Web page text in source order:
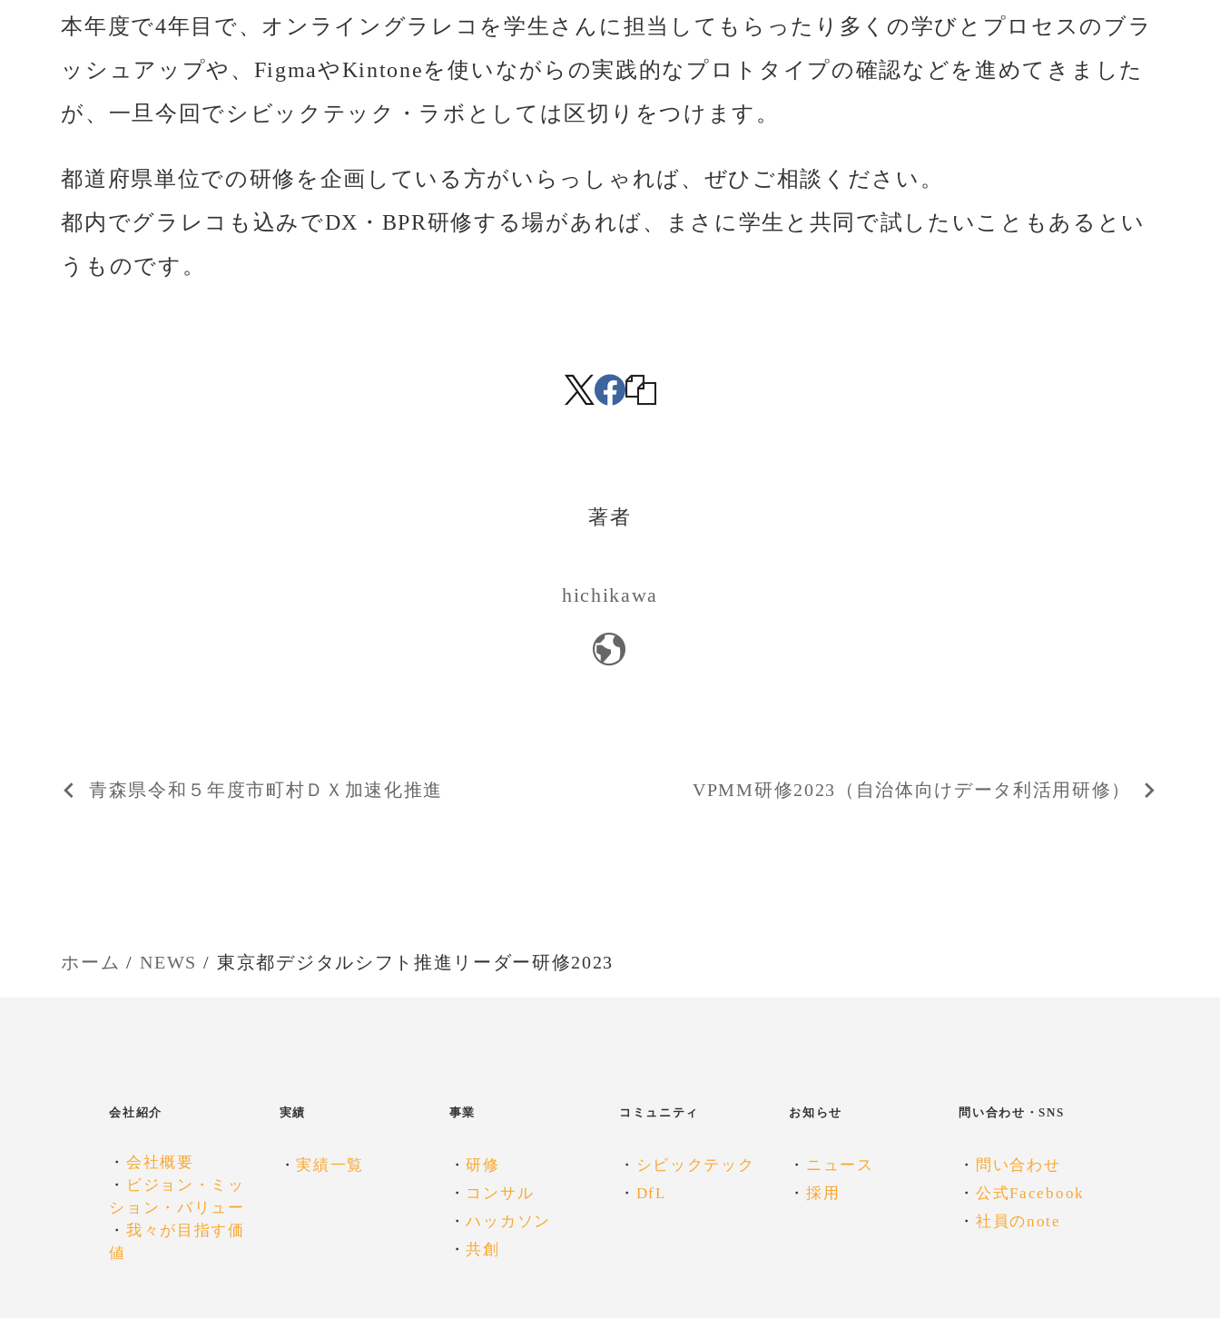
本年度で4年目で、オンライングラレコを学生さんに担当してもらったり多くの学びとプロセスのブラ
ッシュアップや、FigmaやKintoneを使いながらの実践的なプロトタイプの確認などを進めてきました
が、一旦今回でシビックテック・ラボとしては区切りをつけます。
都道府県単位での研修を企画している方がいらっしゃれば、ぜひご相談ください。
都内でグラレコも込みでDX・BPR研修する場があれば、まさに学生と共同で試したいこともあるとい
うものです。
著者
hichikawa
投
青森県令和５年度市町村ＤＸ加速化推進 VPMM研修2023（自治体向けデータ利活用研修）
ホーム NEWS 東京都デジタルシフト推進リーダー研修2023
会社紹介
・会社概要
・
ビジョン・ミッ
ション・バリュー
・我々が目指す価
値
実績
・実績一覧
事業
・研修
・ コンサル
・ハッカソン
・共創
コミュニティ
・ シビックテック
・ DfL
お知らせ
・ ニュース
・ 採用
問い合わせ・SNS
・ 問い合わせ
・公式Facebook
・社員のnote